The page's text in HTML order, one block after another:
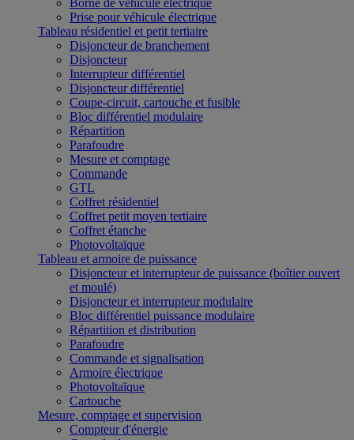
Borne de véhicule électrique
Prise pour véhicule électrique
Tableau résidentiel et petit tertiaire
Disjoncteur de branchement
Disjoncteur
Interrupteur différentiel
Disjoncteur différentiel
Coupe-circuit, cartouche et fusible
Bloc différentiel modulaire
Répartition
Parafoudre
Mesure et comptage
Commande
GTL
Coffret résidentiel
Coffret petit moyen tertiaire
Coffret étanche
Photovoltaïque
Tableau et armoire de puissance
Disjoncteur et interrupteur de puissance (boîtier ouvert
et moulé)
Disjoncteur et interrupteur modulaire
Bloc différentiel puissance modulaire
Répartition et distribution
Parafoudre
Commande et signalisation
Armoire électrique
Photovoltaïque
Cartouche
Mesure, comptage et supervision
Compteur d'énergie